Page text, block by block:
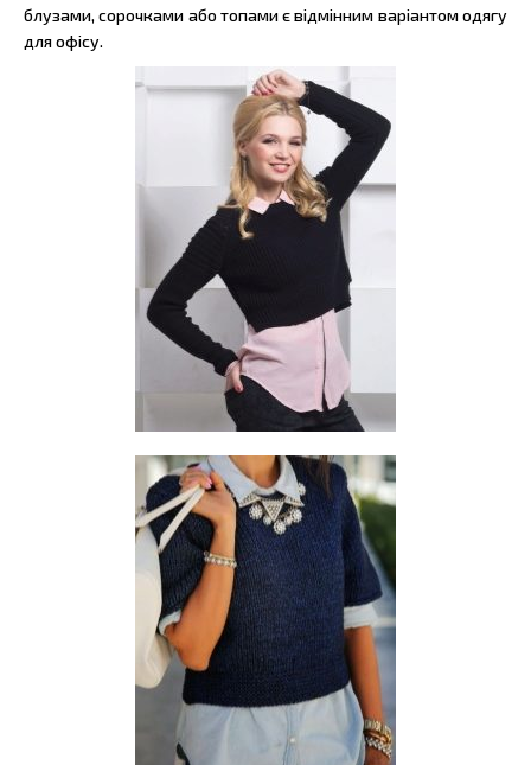
блузами, сорочками або топами є відмінним варіантом одягу
для офісу.